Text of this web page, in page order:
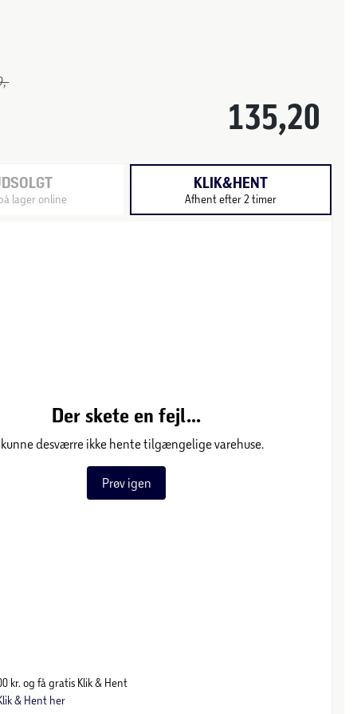
135,20
lager online
KLIK&HENT
Afhent efter 2 timer
Der skete en fejl...
kunne desværre ikke hente tilgængelige varehuse.
Prøv igen
kr. og få gratis Klik & Hent
& Hent her